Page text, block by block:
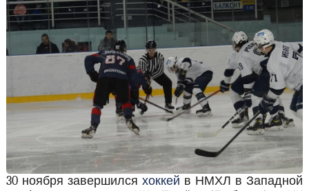
30 ноября завершился хоккей в НМХЛ в Западной